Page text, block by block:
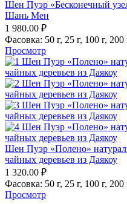
Шен Пуэр «Бесконечный
Шань Мен
1 980.00 ₽
Фасовка: 50 г, 25 г, 100 г, 200
Просмотр
Шен Пуэр «Полено»
чайных деревьев из Даякоу
1 320.00 ₽
Фасовка: 50 г, 25 г, 100 г, 200
Просмотр